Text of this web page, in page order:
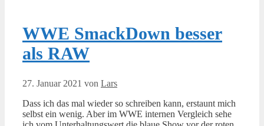
WWE SmackDown besser
als RAW
27. Januar 2021 von Lars
Dass ich das mal wieder so schreiben kann, erstaunt mich
selbst ein wenig. Aber im WWE internen Vergleich sehe